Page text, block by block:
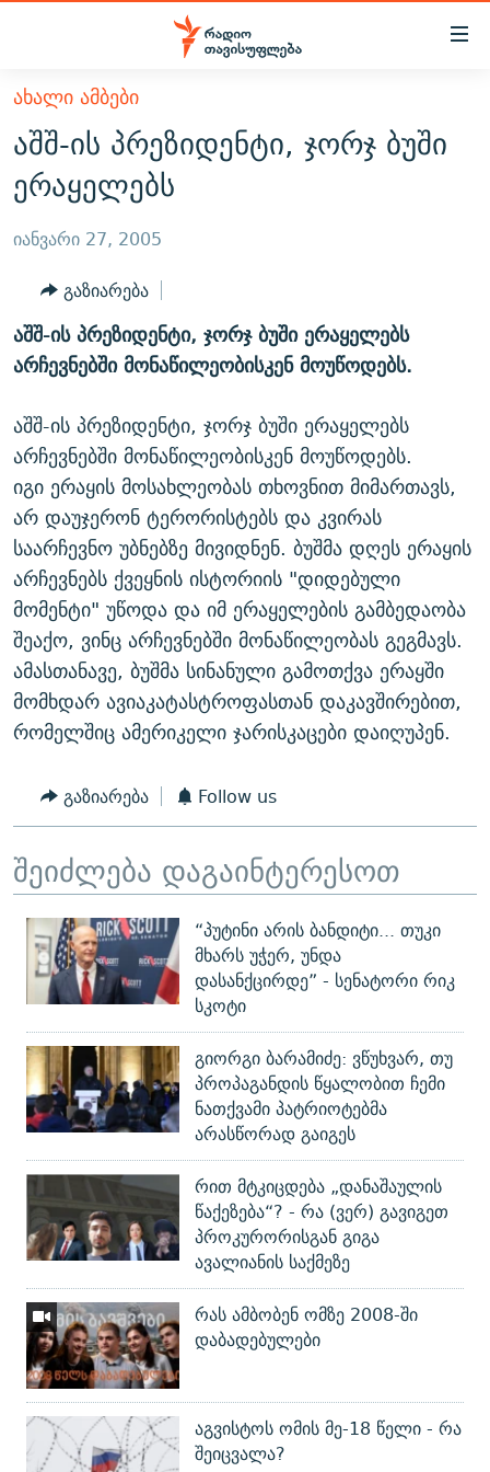
Accessibility
მთავარ
შინაარსზე
დაბრუნება
მთავარ
დაბრუნება
ძიებაზე
დაბრუნება
ᲐᲮᲐᲚᲘ ᲐᲛᲑᲔᲑᲘ
ᲗᲔᲛᲔᲑᲘ
ᲞᲝᲚᲘᲢᲘᲙᲐ
ᲔᲙᲝᲜᲝᲛᲘᲙᲐ
ᲡᲐᲖᲝᲒᲐᲓᲝᲔᲑᲐ
ᲡᲞᲝᲠᲢᲘ
ᲕᲘᲓᲔᲝ
ᲑᲚᲝᲒᲔᲑᲘ
ᲞᲝᲓᲙᲐᲡᲢᲔᲑᲘ
ᲜᲘᲙᲝᲡ ᲞᲝᲓᲙᲐᲡᲢᲘ
ᲒᲐᲜᲙᲘᲗᲮᲕᲘᲡ ᲓᲦᲔ
ᲓᲘᲚᲘᲡ ᲡᲐᲣᲑᲠᲔᲑᲘ
ᲛᲝᲚᲐᲞᲐᲠᲐᲙᲔ ᲢᲔᲥᲡᲢᲔᲑᲘ
ᲨᲘᲜ - ᲣᲪᲮᲝᲔᲗᲨᲘ
ᲚᲘᲢᲔᲠᲐᲢᲣᲠᲣᲚᲘ ᲬᲐᲮᲜᲐᲒᲔᲑᲘ
ᲐᲛᲔᲠᲘᲙᲣᲚᲘ ᲛᲝᲗᲮᲠᲝᲑᲐ
ᲘᲛᲞᲔᲠᲘᲐ ᲓᲐ ᲠᲐᲓᲘᲝ
ᲗᲐᲕᲘᲡᲣᲤᲚᲔᲑᲘᲡ ᲛᲝᲜᲘᲢᲝᲠᲘ
ᲗᲥᲕᲔᲜᲘ ᲞᲣᲑᲚᲘᲙᲐᲪᲘᲔᲑᲘ
ᲣᲙᲠᲐᲘᲜᲐᲨᲘ ᲓᲐᲦᲣᲞᲣᲚᲘ ᲥᲐᲠᲗᲕᲔᲚᲘ ᲛᲔᲑᲠᲫᲝᲚᲔᲑᲘ - 2022
ᲓᲐᲛᲝᲣᲙᲘᲓᲔᲑᲚᲝᲑᲘᲡ 100 ᲬᲔᲚᲘ
ᲩᲔᲛᲘ ᲡᲘᲙᲕᲓᲘᲚᲘᲡ ᲛᲘᲖᲔᲖᲘᲐ COVID-19
11 ᲬᲔᲚᲘ - 11 ᲐᲛᲑᲐᲕᲘ
ᲡᲐᲞᲐᲠᲚᲐᲛᲔᲜᲢᲝ ᲐᲠᲩᲔᲕᲜᲔᲑᲘᲡ ᲘᲡᲢᲝᲠᲘᲐ
ᲑᲐᲕᲨᲕᲔᲑᲘ ᲞᲠᲝᲡᲢᲘᲢᲣᲪᲘᲐᲨᲘ - ᲐᲛᲝᲣᲗᲥᲛᲔᲚᲘ ᲐᲛᲑᲐᲕᲘ
5 ᲐᲛᲑᲐᲕᲘ - 20 ᲘᲕᲜᲘᲡᲡ ᲓᲐᲨᲐᲕᲔᲑᲣᲚᲔᲑᲘ
ᲐᲒᲕᲘᲡᲢᲝᲡ ᲝᲛᲘ
ПРИВЕТ ᲙᲣᲚᲢᲣᲠᲐ
ЭХО КАВКАЗА
ᲒᲐᲛᲝᲘᲬᲔᲠᲔ
რთე/რთ-ის ყველა საიტი
ᲐᲮᲐᲚᲘ ᲐᲛᲑᲔᲑᲘ
აშშ-ის პრეზიდენტი, ჯორჯ ბუში
ერაყელებს
იანვარი 27, 2005
გაზიარება
აშშ-ის პრეზიდენტი, ჯორჯ ბუში ერაყელებს
არჩევნებში მონაწილეობისკენ მოუწოდებს.
აშშ-ის პრეზიდენტი, ჯორჯ ბუში ერაყელებს
არჩევნებში მონაწილეობისკენ მოუწოდებს.
იგი ერაყის მოსახლეობას თხოვნით მიმართავს,
არ დაუჯერონ ტერორისტებს და კვირას
საარჩევნო უბნებზე მივიდნენ. ბუშმა დღეს ერაყის
არჩევნებს ქვეყნის ისტორიის "დიდებული
მომენტი" უწოდა და იმ ერაყელების გამბედაობა
შეაქო, ვინც არჩევნებში მონაწილეობას გეგმავს.
ამასთანავე, ბუშმა სინანული გამოთქვა ერაყში
მომხდარ ავიაკატასტროფასთან დაკავშირებით,
რომელშიც ამერიკელი ჯარისკაცები დაიღუპენ.
გაზიარება Follow us
შეიძლება დაგაინტერესოთ
“პუტინი არის ბანდიტი... თუკი
მხარს უჭერ, უნდა
დასანქცირდე” - სენატორი რიკ
სკოტი
გიორგი ბარამიძე: ვწუხვარ, თუ
პროპაგანდის წყალობით ჩემი
ნათქვამი პატრიოტებმა
არასწორად გაიგეს
რით მტკიცდება „დანაშაულის
წაქეზება“? - რა (ვერ) გავიგეთ
პროკურორისგან გიგა
ავალიანის საქმეზე
რას ამბობენ ომზე 2008-ში
დაბადებულები
აგვისტოს ომის მე-18 წელი - რა
შეიცვალა?